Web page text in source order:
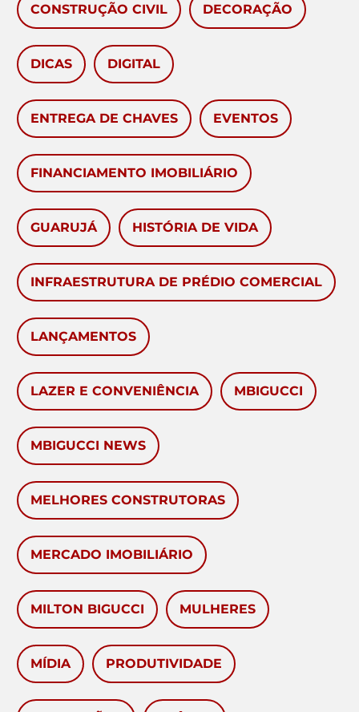
CONSTRUÇÃO CIVIL DECORAÇÃO
DICAS DIGITAL
ENTREGA DE CHAVES EVENTOS
FINANCIAMENTO IMOBILIÁRIO
GUARUJÁ HISTÓRIA DE VIDA
INFRAESTRUTURA DE PRÉDIO COMERCIAL
LANÇAMENTOS
LAZER E CONVENIÊNCIA MBIGUCCI
MBIGUCCI NEWS
MELHORES CONSTRUTORAS
MERCADO IMOBILIÁRIO
MILTON BIGUCCI MULHERES
MÍDIA PRODUTIVIDADE